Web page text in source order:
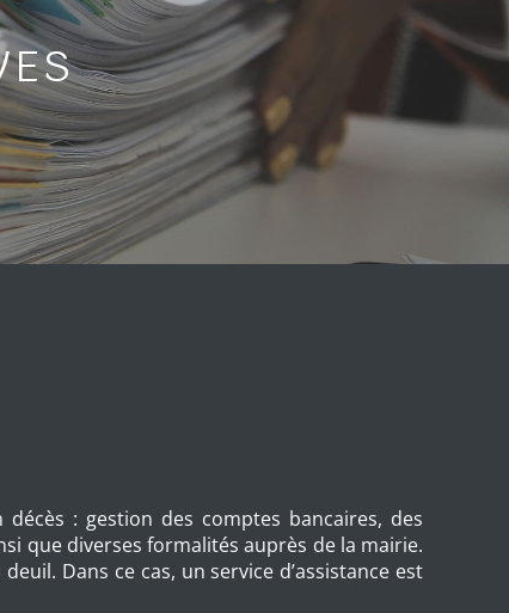
: gestion des comptes bancaires, des
que diverses formalités auprès de la mairie.
Dans ce cas, un service d’assistance est